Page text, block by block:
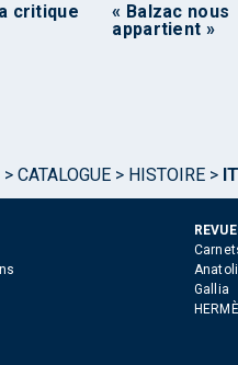
critique
« Balzac nous
appartient »
> CATALOGUE > HISTOIRE >
Anatoli
Gallia